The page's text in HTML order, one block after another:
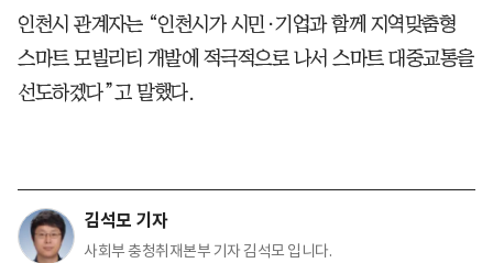
인천시 관계자는 “인천시가 시민·기업과 함께 지역맞춤형
스마트 모빌리티 개발에 적극적으로 나서 스마트 대중교통을
선도하겠다”고 말했다.
김석모 기자
사회부 충청취재본부 기자 김석모 입니다.